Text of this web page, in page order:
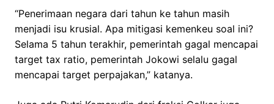
“Penerimaan negara dari tahun ke tahun masih
menjadi isu krusial. Apa mitigasi kemenkeu soal ini?
Selama 5 tahun terakhir, pemerintah gagal mencapai
target tax ratio, pemerintah Jokowi selalu gagal
mencapai target perpajakan,” katanya.